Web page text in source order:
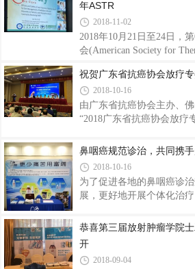
年ASTR
2018-11-02
2018年10月21日至24日，
会(American Society for
顺利召开。阴骏教授携带
究亮相此次大会。
祝贺广东省抗癌协会放疗
2018-10-16
由广东省抗癌协会主办、
“2018广东省抗癌协会放疗
瑞健康科技有限公司作为
鼻咽癌规范诊治，共同携
2018-10-16
为了促进各地的鼻咽癌诊
展，更好地开展个体化治
应用学习班”。
恭喜第三届放射肿瘤学院
开
2018-09-04